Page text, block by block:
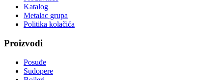
Katalog
Metalac grupa
Politika kolačića
Proizvodi
Posuđe
Sudopere